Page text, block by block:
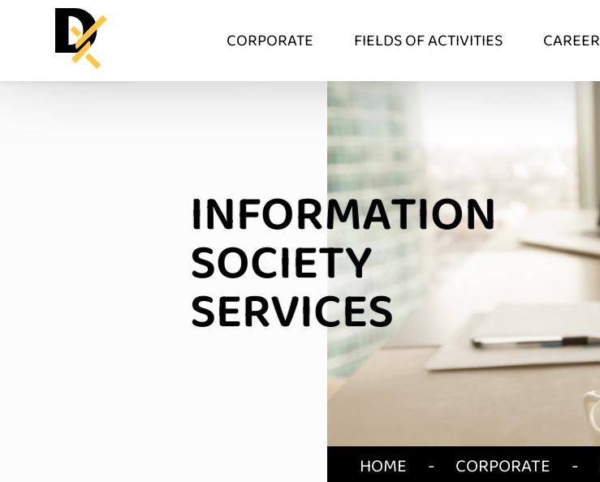
CORPORATE FIELDS OF ACTIVITIES CAREER
INFORMATION
SOCIETY
SERVICES
HOME CORPORATE